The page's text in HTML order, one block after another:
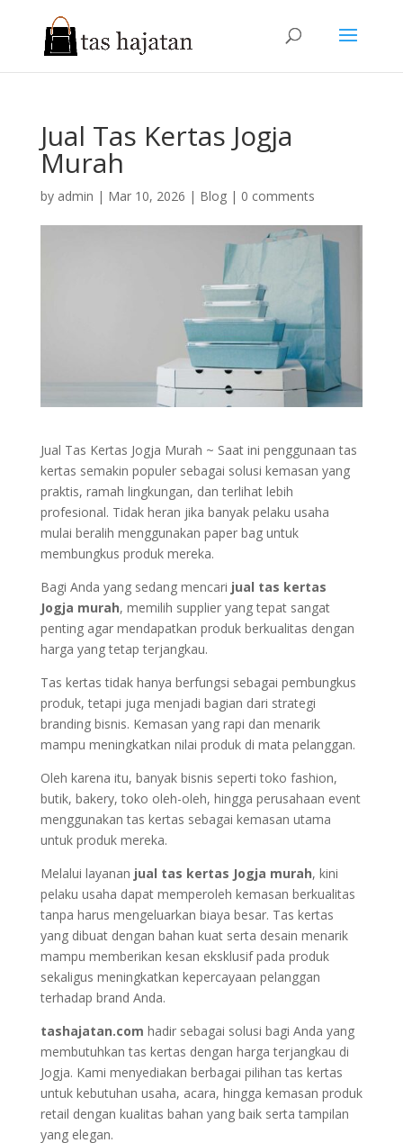
Jual Tas Kertas Jogja
Murah
by admin | Mar 10, 2026 | Blog| 0 comments
Jual Tas Kertas Jogja Murah ~ Saat ini penggunaan tas
kertas semakin populer sebagai solusi kemasan yang
praktis, ramah lingkungan, dan terlihat lebih
profesional. Tidak heran jika banyak pelaku usaha
mulai beralih menggunakan paper bag untuk
membungkus produk mereka.
Bagi Anda yang sedang mencari jual tas kertas
Jogja murah, memilih supplier yang tepat sangat
penting agar mendapatkan produk berkualitas dengan
harga yang tetap terjangkau.
Tas kertas tidak hanya berfungsi sebagai pembungkus
produk, tetapi juga menjadi bagian dari strategi
branding bisnis. Kemasan yang rapi dan menarik
mampu meningkatkan nilai produk di mata pelanggan.
Oleh karena itu, banyak bisnis seperti toko fashion,
butik, bakery, toko oleh-oleh, hingga perusahaan event
menggunakan tas kertas sebagai kemasan utama
untuk produk mereka.
Melalui layanan jual tas kertas Jogja murah, kini
pelaku usaha dapat memperoleh kemasan berkualitas
tanpa harus mengeluarkan biaya besar. Tas kertas
yang dibuat dengan bahan kuat serta desain menarik
mampu memberikan kesan eksklusif pada produk
sekaligus meningkatkan kepercayaan pelanggan
terhadap brand Anda.
tashajatan.com hadir sebagai solusi bagi Anda yang
membutuhkan tas kertas dengan harga terjangkau di
Jogja. Kami menyediakan berbagai pilihan tas kertas
untuk kebutuhan usaha, acara, hingga kemasan produk
retail dengan kualitas bahan yang baik serta tampilan
yang elegan.